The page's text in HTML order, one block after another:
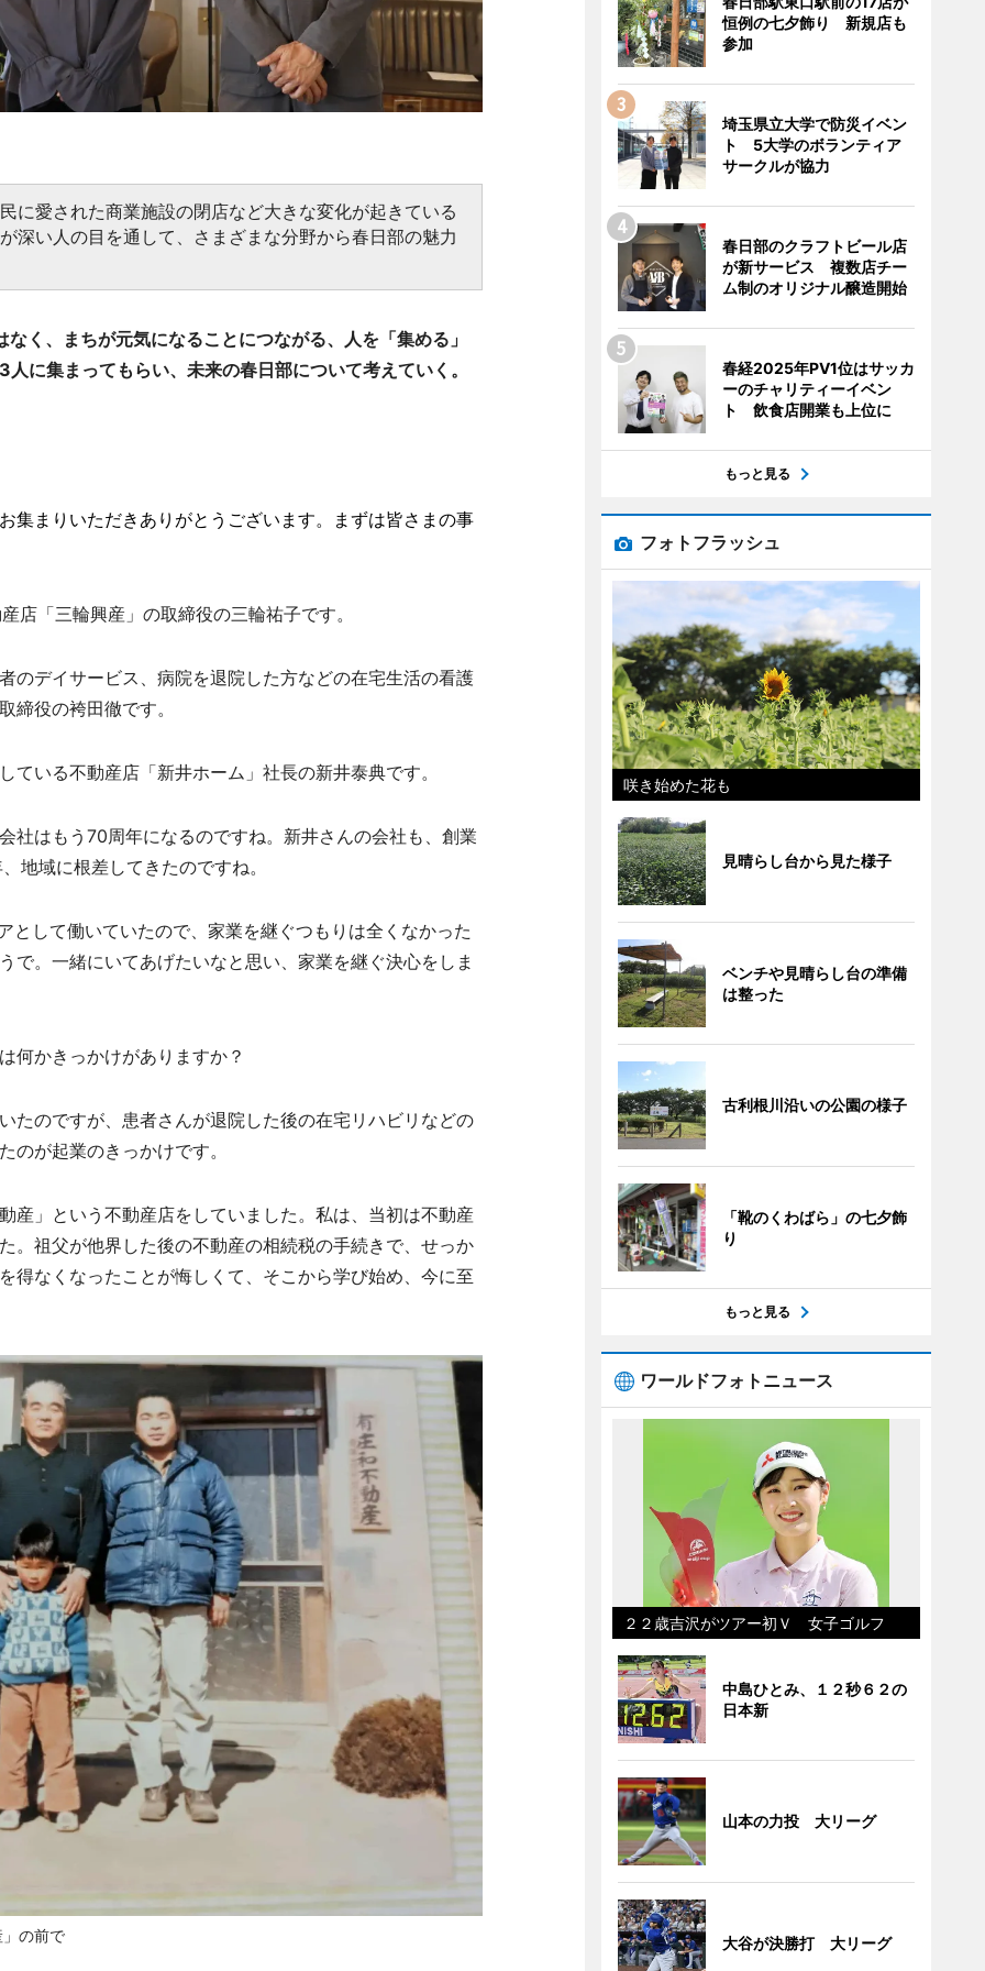
に愛された商業施設の閉店など大きな変化が起きている
深い人の目を通して、さまざまな分野から春日部の魅力
く、まちが元気になることにつながる、人を「集める」
に集まってもらい、未来の春日部について考えていく。
集まりいただきありがとうございます。まずは皆さまの事
「三輪興産」の取締役の三輪祐子です。
デイサービス、病院を退院した方などの在宅生活の看護
締役の袴田徹です。
いる不動産店「新井ホーム」社長の新井泰典です。
はもう70周年になるのですね。新井さんの会社も、創業
地域に根差してきたのですね。
して働いていたので、家業を継ぐつもりは全くなかった
で。一緒にいてあげたいなと思い、家業を継ぐ決心をしま
かきっかけがありますか？
のですが、患者さんが退院した後の在宅リハビリなどの
のが起業のきっかけです。
」という不動産店をしていました。私は、当初は不動産
。祖父が他界した後の不動産の相続税の手続きで、せっか
得なくなったことが悔しくて、そこから学び始め、今に至
の前で
恒例の七夕飾り 新規店も
参加
埼玉県立大学で防災イベン
ト 5大学のボランティア
サークルが協力
春日部のクラフトビール店
が新サービス 複数店チー
ム制のオリジナル醸造開始
春経2025年PV1位はサッカ
ーのチャリティーイベン
ト 飲食店開業も上位に
もっと見る
フォトフラッシュ
咲き始めた花も
見晴らし台から見た様子
ベンチや見晴らし台の準備
は整った
古利根川沿いの公園の様子
「靴のくわばら」の七夕飾
り
もっと見る
ワールドフォトニュース
２２歳吉沢がツアー初Ｖ 女子ゴルフ
中島ひとみ、１２秒６２の
日本新
山本の力投 大リーグ
大谷が決勝打 大リーグ